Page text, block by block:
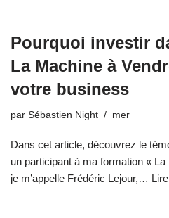
Pourquoi investir
La Machine à
votre business
par Sébastien Night mer
Dans cet article, découvrez le
un participant à ma formation «
je m’appelle Frédéric Lejour,…